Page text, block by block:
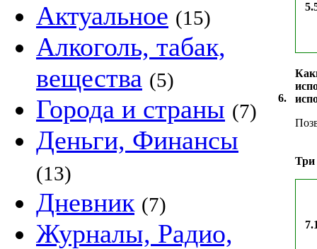
Актуальное (15)
Алкоголь, табак,
вещества (5)
Города и страны (7)
Деньги, Финансы
(13)
Дневник (7)
Журналы, Радио,
6.
Три